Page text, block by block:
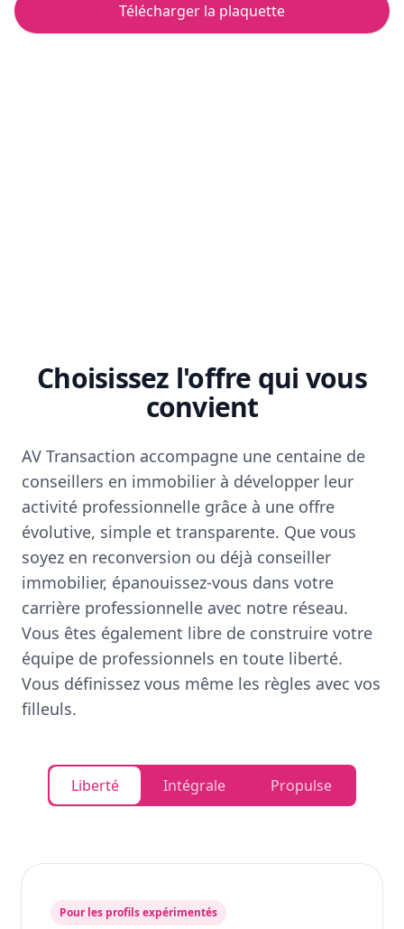
Télécharger la plaquette
Choisissez l'offre qui vous
convient
AV Transaction accompagne une centaine de
conseillers en immobilier à développer leur
activité professionnelle grâce à une offre
évolutive, simple et transparente. Que vous
soyez en reconversion ou déjà conseiller
immobilier, épanouissez-vous dans votre
carrière professionnelle avec notre réseau.
Vous êtes également libre de construire votre
équipe de professionnels en toute liberté.
Vous définissez vous même les règles avec vos
filleuls.
Liberté Intégrale Propulse
Pour les profils expérimentés